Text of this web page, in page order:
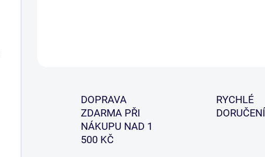
DOPRAVA
ZDARMA PŘI
NÁKUPU NAD 1
500 KČ
RYCHLÉ
DORUČENÍ